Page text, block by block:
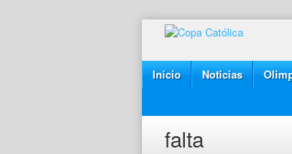
Inicio Noticias
falta